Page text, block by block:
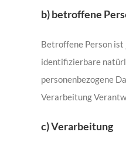
b) betroffene
Betroffene Person
identifizierbare
personenbezogene
Verarbeitung
c) Verarbeitung